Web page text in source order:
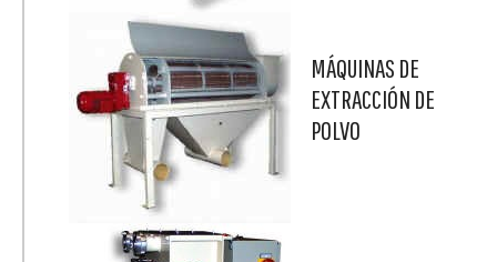
MÁQUINAS DE
EXTRACCIÓN DE
POLVO